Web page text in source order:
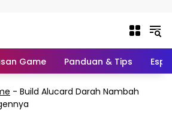
Game Panduan & Tips
- Build Alucard Darah Nambah